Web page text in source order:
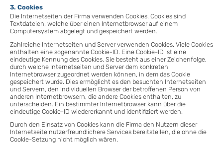
3. Cookies
Die Internetseiten der Firma verwenden Cookies. Cookies sind
Textdateien, welche über einen Internetbrowser auf einem
Computersystem abgelegt und gespeichert werden.
Zahlreiche Internetseiten und Server verwenden Cookies. Viele Cookies
enthalten eine sogenannte Cookie-ID. Eine Cookie-ID ist eine
eindeutige Kennung des Cookies. Sie besteht aus einer Zeichenfolge,
durch welche Internetseiten und Server dem konkreten
Internetbrowser zugeordnet werden können, in dem das Cookie
gespeichert wurde. Dies ermöglicht es den besuchten Internetseiten
und Servern, den individuellen Browser der betroffenen Person von
anderen Internetbrowsern, die andere Cookies enthalten, zu
unterscheiden. Ein bestimmter Internetbrowser kann über die
eindeutige Cookie-ID wiedererkannt und identifiziert werden.
Durch den Einsatz von Cookies kann die Firma den Nutzern dieser
Internetseite nutzerfreundlichere Services bereitstellen, die ohne die
Cookie-Setzung nicht möglich wären.